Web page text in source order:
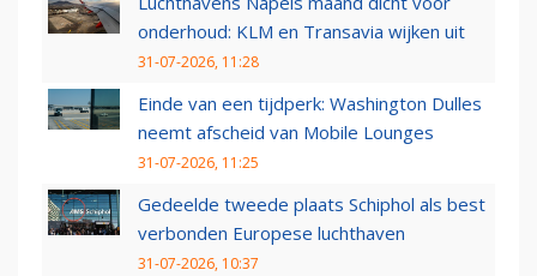
onderhoud: KLM en Transavia wijken uit
31-07-2026, 11:28
Einde van een tijdperk: Washington Dulles
neemt afscheid van Mobile Lounges
31-07-2026, 11:25
Gedeelde tweede plaats Schiphol als best
verbonden Europese luchthaven
31-07-2026, 10:37